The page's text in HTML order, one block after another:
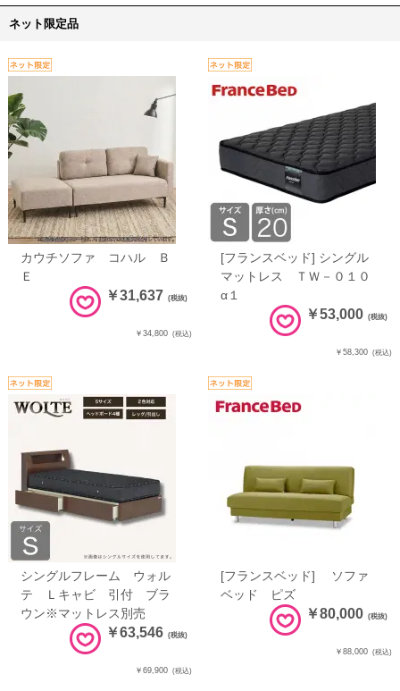
ネット限定品
カウチソファ コハル Ｂ
Ｅ
￥31,637 (税抜)
￥34,800 (税込)
[フランスベッド] シングル
マットレス ＴＷ－０１０
α１
￥53,000 (税抜)
￥58,300 (税込)
シングルフレーム ウォル
テ Ｌキャビ 引付 ブラ
ウン※マットレス別売
￥63,546 (税抜)
￥69,900 (税込)
[フランスベッド] ソファ
ベッド ピズ
￥80,000 (税抜)
￥88,000 (税込)